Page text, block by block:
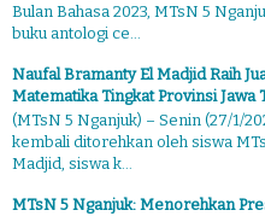
Bulan Bahasa 2023, MTsN 5
buku antologi ce...
Naufal Bramanty El Madjid Raih
Matematika Tingkat Provinsi Jawa
(MTsN 5 Nganjuk) – Senin (27/1/
kembali ditorehkan oleh siswa
Madjid, siswa k...
MTsN 5 Nganjuk: Menorehkan